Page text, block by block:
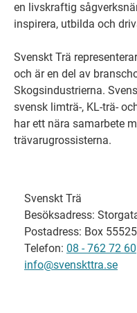
en livskraftig
inspirera, utbilda och
Svenskt Trä
och är en del av
Skogsindustrierna.
svensk limträ-, KL-trä-
har ett nära samarbete
trävarugrossisterna.
Svenskt Trä
Besöksadress:
Postadress: Box
Telefon: 08 - 762 72 60
info@svenskttra.se